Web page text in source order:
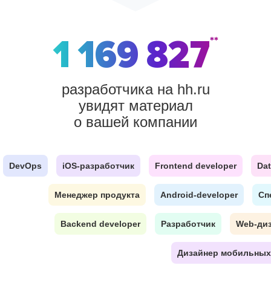
1 169 827**
разработчика на hh.ru
увидят материал
о вашей компании
DevOps iOS-разработчик Frontend developer
Менеджер продукта Android-developer
Backend developer Разработчик Web-
Дизайнер